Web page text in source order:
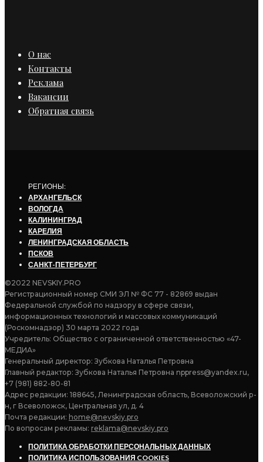
О нас
Контакты
Реклама
Вакансии
Обратная связь
РЕГИОНЫ:
АРХАНГЕЛЬСК
ВОЛОГДА
КАЛИНИНГРАД
КАРЕЛИЯ
ЛЕНИНГРАДСКАЯ ОБЛАСТЬ
ПСКОВ
САНКТ-ПЕТЕРБУРГ
©2022 NEVSKIY.PRO
Регистрационный номер СМИ ЭЛ № ФС 77 - 82869 выдан
Федеральной службой по надзору в сфере связи,
информационных технологий и массовых коммуникаций
(Роскомнадзор) 30 марта 2022 года
Учредитель: Общество с ограниченной ответственностью «47-
МЕДИА»
Генеральный директор: Зубкова Наталья Петровна
Главный редактор: Зубкова Наталья Петровна nppress@yandex.ru,
+7 (981) 882-80-81
Адрес редакции: 188645, Ленинградская область, Всеволожский р-
н, г Всеволожск, Центральная ул, д. 4
Почта редакции: home@nevskiy.pro
По вопросам рекламы: reklama@nevskiy.pro
ПОЛИТИКА ОБРАБОТКИ ПЕРСОНАЛЬНЫХ ДАННЫХ
ПОЛИТИКА ИСПОЛЬЗОВАНИЯ COOKIES